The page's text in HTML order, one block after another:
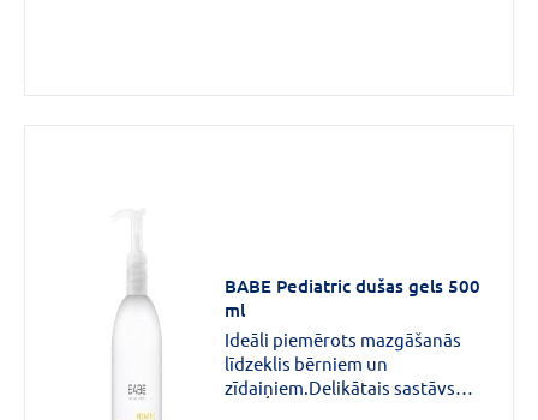
BABE Pediatric dušas gels 500
ml
Ideāli piemērots mazgāšanās
līdzeklis bērniem un
zīdaiņiem.Delikātais sastāvs